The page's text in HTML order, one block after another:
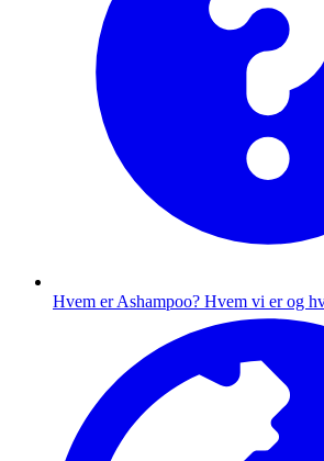
Hvem er Ashampoo? Hvem vi er og